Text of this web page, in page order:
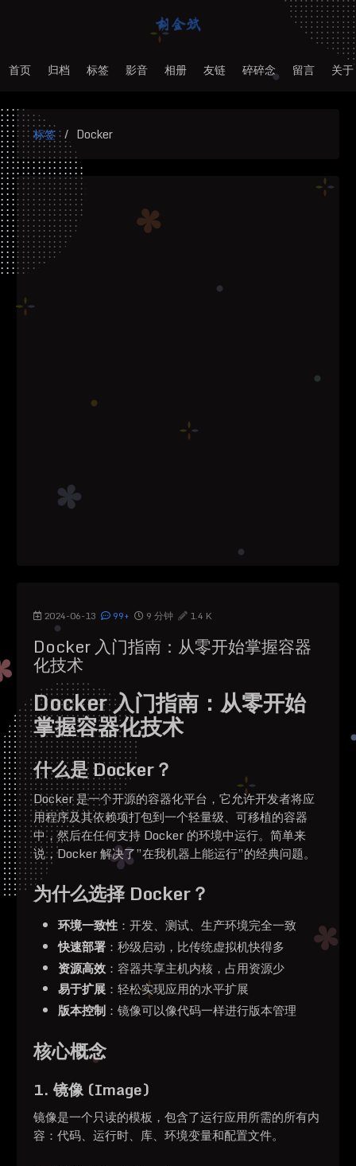
首页 归档 标签 影音 相册 友链 碎碎念 留言 关于
标签 Docker
2024-06-13 99+ 9 分钟 1.4 K
Docker 入门指南：从零开始掌握容器
化技术
Docker 入门指南：从零开始
掌握容器化技术
什么是 Docker？
Docker 是一个开源的容器化平台，它允许开发者将应
用程序及其依赖项打包到一个轻量级、可移植的容器
中，然后在任何支持 Docker 的环境中运行。简单来
说，Docker 解决了”在我机器上能运行”的经典问题。
为什么选择 Docker？
环境一致性：开发、测试、生产环境完全一致
快速部署：秒级启动，比传统虚拟机快得多
资源高效：容器共享主机内核，占用资源少
易于扩展：轻松实现应用的水平扩展
版本控制：镜像可以像代码一样进行版本管理
核心概念
1. 镜像 (Image)
镜像是一个只读的模板，包含了运行应用所需的所有内
容：代码、运行时、库、环境变量和配置文件。